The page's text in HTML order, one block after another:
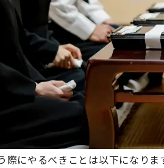
際にやるべきことは以下になり